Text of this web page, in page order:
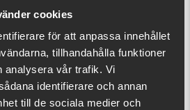
cookies
för att anpassa innehållet
tillhandahålla funktioner
analysera vår trafik. Vi
identifierare och annan
till de sociala medier och
is this?
VIEWED PRODUCTS
FEW LEFT